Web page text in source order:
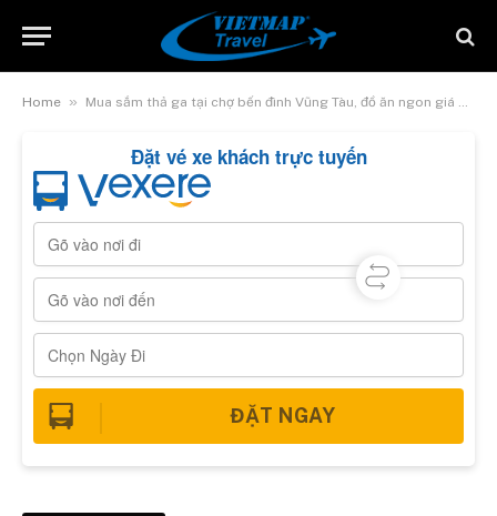
Home » Mua sắm thả ga tại chợ bến đình Vũng Tàu, đồ ăn ngon giá mềm
Đặt vé xe khách trực tuyến
ĐẶT NGAY